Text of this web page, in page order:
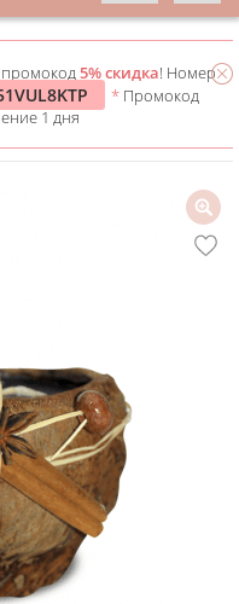
5% скидка! Номер
* Промокод
1 дня